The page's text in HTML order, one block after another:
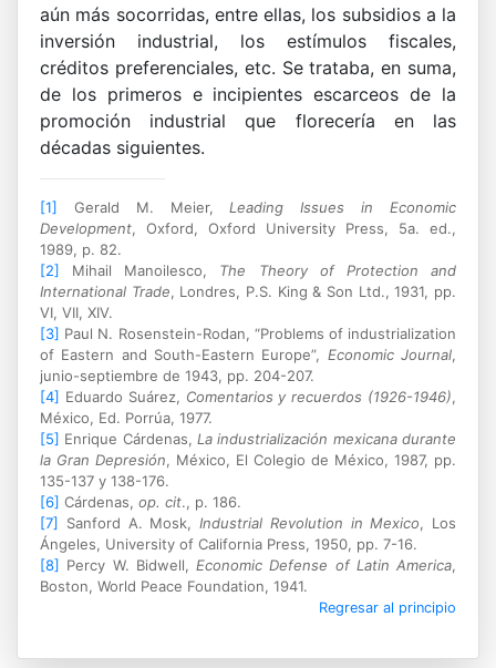
aún más socorridas, entre ellas, los subsidios a la
inversión industrial, los estímulos fiscales,
créditos preferenciales, etc. Se trataba, en suma,
de los primeros e incipientes escarceos de la
promoción industrial que florecería en las
décadas siguientes.
[1] Gerald M. Meier,Leading Issues in Economic
Development, Oxford, Oxford University Press, 5a. ed.,
1989, p. 82.
[2]
Mihail Manoilesco, The Theory of Protection and
International Trade, Londres, P.S. King & Son Ltd., 1931, pp.
VI, VII, XIV.
[3] Paul N. Rosenstein-Rodan, “Problems of industrialization
of Eastern and South-Eastern Europe”, Economic Journal,
junio-septiembre de 1943, pp. 204-207.
[4] Eduardo Suárez, Comentarios y recuerdos (1926-1946),
México, Ed. Porrúa, 1977.
[5] Enrique Cárdenas, La industrialización mexicana durante
la Gran Depresión, México, El Colegio de México, 1987, pp.
135-137 y 138-176.
[6] Cárdenas, op. cit., p. 186.
[7]
Sanford A. Mosk, Industrial Revolution in Mexico, Los
Ángeles, University of California Press, 1950, pp. 7-16.
[8] Percy W. Bidwell, Economic Defense of Latin America,
Boston, World Peace Foundation, 1941.
Regresar al principio